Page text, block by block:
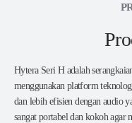
Hytera Seri H adalah
menggunakan platform
dan lebih efisien dengan audio
sangat portabel dan kokoh agar